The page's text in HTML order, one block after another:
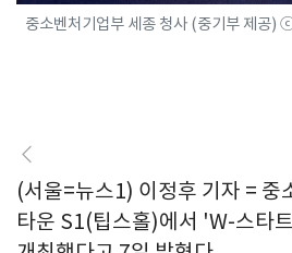
중소벤처기업부 세종 청사 (중기부 제공)
(서울=뉴스1) 이정후 기자 = 중
타운 S1(팁스홀)에서 'W-스타